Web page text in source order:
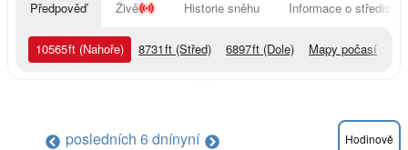
Předpověď Živě Historie sněhu Informace o středisku
10565ft (Nahoře) 8731ft (Střed) 6897ft (Dole) Mapy počasí
posledních 6 dnínyní Hodinově